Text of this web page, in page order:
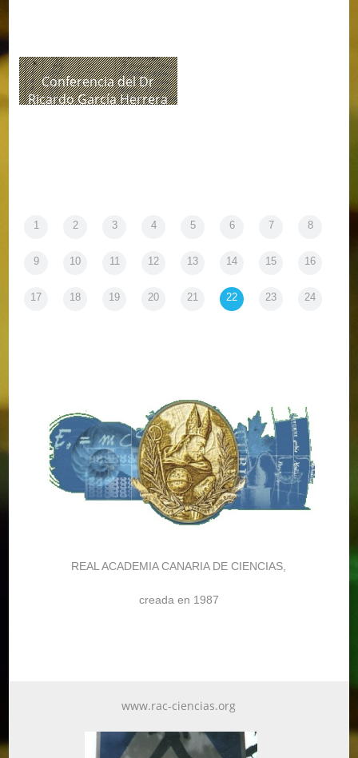
Conferencia del Dr
Ricardo García Herrera
1 2 3 4 5 6 7 8
9 10 11 12 13 14 15 16
17 18 19 20 21 22 23 24
REAL ACADEMIA CANARIA DE CIENCIAS,
creada en 1987
www.rac-ciencias.org